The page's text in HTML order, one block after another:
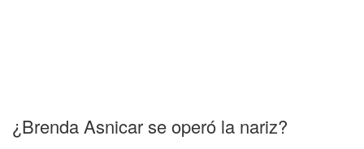
¿Brenda Asnicar se operó la nariz?